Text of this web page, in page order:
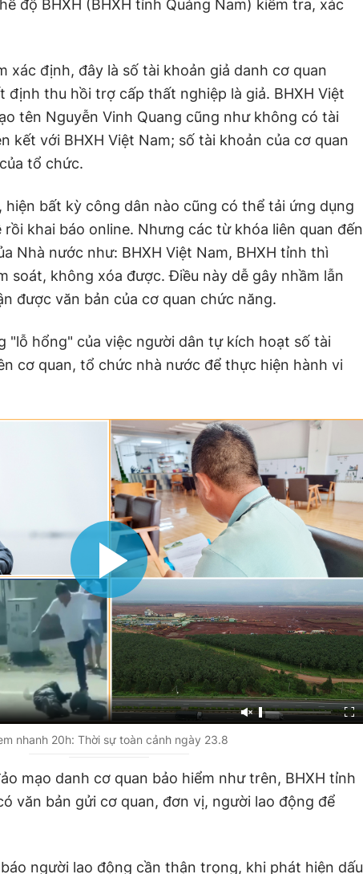
độ BHXH (BHXH tỉnh Quảng Nam) kiểm tra, xác
xác định, đây là số tài khoản giả danh cơ quan
định thu hồi trợ cấp thất nghiệp là giả. BHXH Việt
tên Nguyễn Vinh Quang cũng như không có tài
kết với BHXH Việt Nam; số tài khoản của cơ quan
tổ chức.
hiện bất kỳ công dân nào cũng có thể tải ứng dụng
rồi khai báo online. Nhưng các từ khóa liên quan đến
Nhà nước như: BHXH Việt Nam, BHXH tỉnh thì
soát, không xóa được. Điều này dễ gây nhầm lẫn
được văn bản của cơ quan chức năng.
"lỗ hổng" của việc người dân tự kích hoạt số tài
cơ quan, tổ chức nhà nước để thực hiện hành vi
nhanh 20h: Thời sự toàn cảnh ngày 23.8
mạo danh cơ quan bảo hiểm như trên, BHXH tỉnh
văn bản gửi cơ quan, đơn vị, người lao động để
người lao động cần thận trọng, khi phát hiện dấu